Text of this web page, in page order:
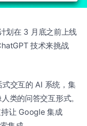
划在 3 月底之前上线
技术来挑战
交互的 AI 系统，集
类的问答交互形式。
让 Google 集成